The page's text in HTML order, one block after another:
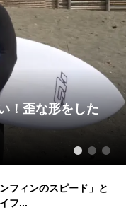
！歪な形をした
1 2 3
ンフィンのスピード」と
フ...